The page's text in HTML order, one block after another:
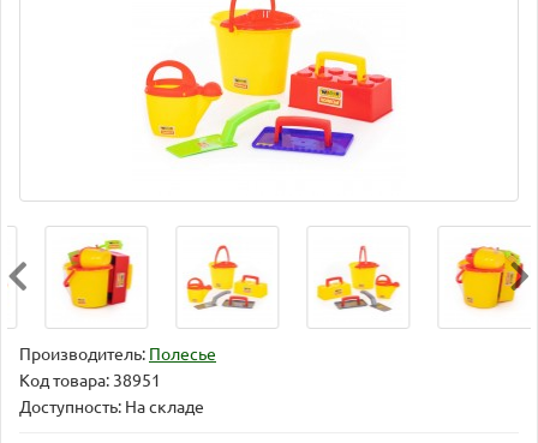
Производитель: Полесье
Код товара: 38951
Доступность: На складе